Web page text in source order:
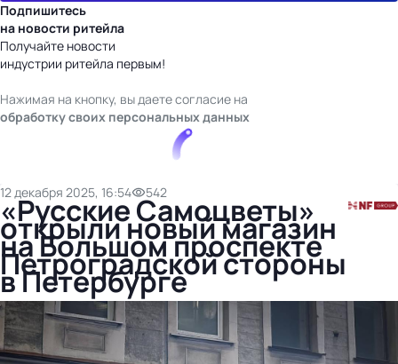
Подпишитесь
на новости ритейла
Получайте новости
индустрии ритейла первым!
Нажимая на кнопку, вы даете согласие на
обработку своих персональных данных
12 декабря 2025, 16:54 542
«Русские Самоцветы»
открыли новый магазин
на Большом проспекте
Петроградской стороны
в Петербурге